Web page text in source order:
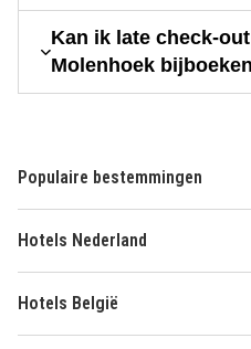
Kan ik late check-
Molenhoek
Populaire bestemmingen
Hotels Nederland
Hotels België